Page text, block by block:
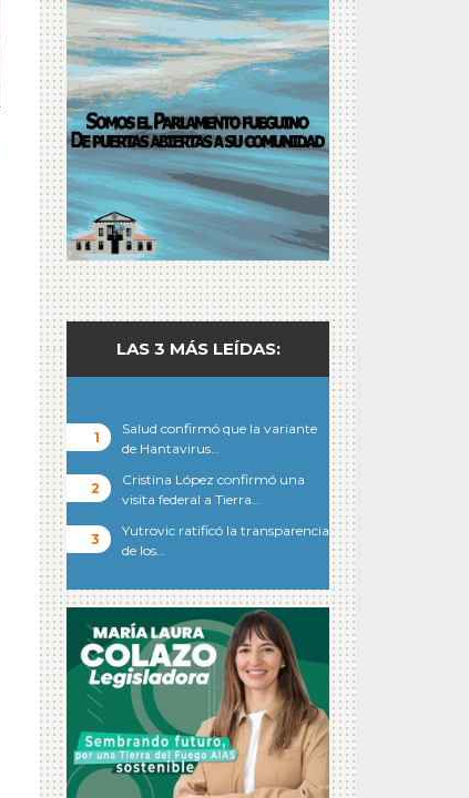
LAS 3 MÁS LEÍDAS:
Salud confirmó que la variante
de Hantavirus…
Cristina López confirmó una
visita federal a Tierra…
Yutrovic ratificó la transparencia
de los…